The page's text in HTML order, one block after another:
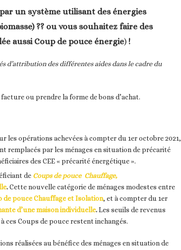
un système utilisant des énergies
?? ou vous souhaitez faire des
aussi Coup de pouce énergie) !
d’attribution des différentes aides dans le cadre du
ou prendre la forme de bons d’achat.
les opérations achevées à compter du 1er octobre 2021,
remplacés par les ménages en situation de précarité
des CEE « précarité énergétique ».
de Coups de pouce Chauffage,
.Cette nouvelle catégorie de ménages modestes entre
de pouce Chauffage et Isolation, et à compter du 1er
d’une maison individuelle.Les seuils de revenus
ces Coups de pouce restent inchangés.
réalisées au bénéfice des ménages en situation de